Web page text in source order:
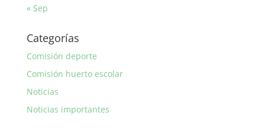
« Sep
Categorías
Comisión deporte
Comisión huerto escolar
Noticias
Noticias importantes